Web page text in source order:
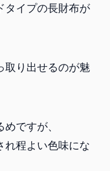
タイプの長財布が
取り出せるのが魅
ですが、
れ程よい色味にな